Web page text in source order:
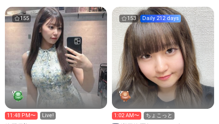
155
11:48 PM〜 Live!
153 Daily 212 days
1:02 AM〜 ちょこっと